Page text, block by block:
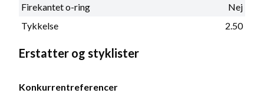
Firekantet o-ring
Nej
Tykkelse
2.50
Erstatter og styklister
Konkurrentreferencer